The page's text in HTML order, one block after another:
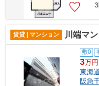
賃貸 | マンション 川端マ
敷0
3万円
東海
阪急